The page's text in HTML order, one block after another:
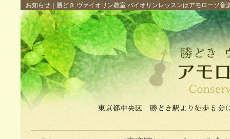
お知らせ｜勝どき ヴァイオリン教室 バイオリンレッスンはアモローソ